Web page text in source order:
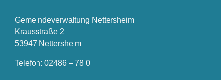
Gemeindeverwaltung Nettersheim
Krausstraße 2
53947 Nettersheim
Telefon: 02486 – 78 0